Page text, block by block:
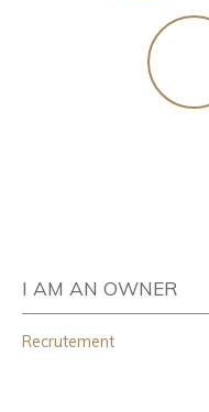
I AM AN OWNER
Recrutement